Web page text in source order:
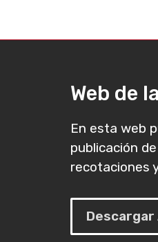
Web de
En esta web
publicación
recotaciones